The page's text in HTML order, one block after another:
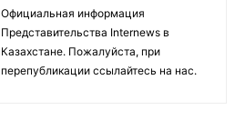
Официальная информация
Представительства Internews в
Казахстане. Пожалуйста, при
перепубликации ссылайтесь на нас.